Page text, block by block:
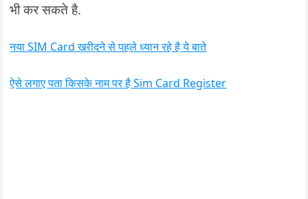
भी कर सकते है.
नया SIM Card खरीदने से पहले ध्यान रहे है ये बाते
ऐसे लगाए पता किसके नाम पर है Sim Card Register